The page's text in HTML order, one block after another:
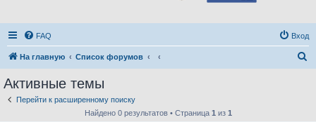
FAQ Вход
На главную Список форумов
Активные темы
Перейти к расширенному поиску
Найдено 0 результатов • Страница 1 из 1